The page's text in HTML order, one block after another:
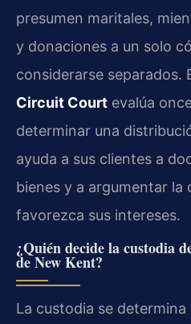
presumen maritales,
y donaciones a un solo
considerarse separados.
Circuit Court evalúa
determinar una
ayuda a sus clientes a
bienes y a argumentar la
favorezca sus intereses.
¿Quién decide la custodia
de New Kent?
La custodia se